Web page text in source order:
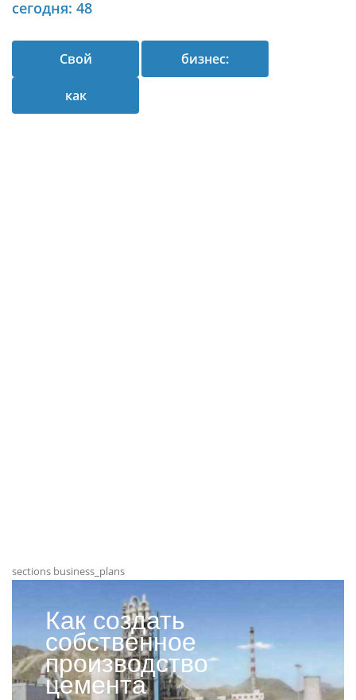
сегодня: 48
Свой бизнес:
как
sections business_plans
Как создать
собственное
производство
цемента